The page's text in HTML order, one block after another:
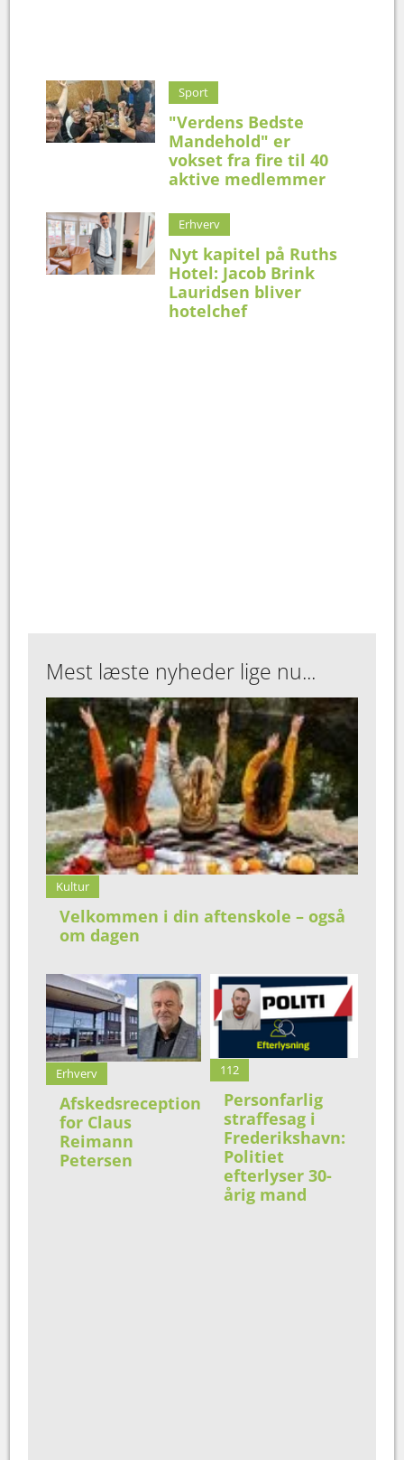
Sport
"Verdens Bedste
Mandehold" er
vokset fra fire til 40
aktive medlemmer
Erhverv
Nyt kapitel på Ruths
Hotel: Jacob Brink
Lauridsen bliver
hotelchef
Mest læste nyheder lige nu...
Kultur
Velkommen i din aftenskole – også
om dagen
Erhverv
Afskedsreception
for Claus
Reimann
Petersen
112
Personfarlig
straffesag i
Frederikshavn:
Politiet
efterlyser 30-
årig mand